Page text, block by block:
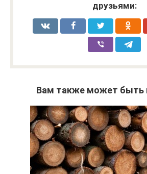
друзьями:
Вам также может быть